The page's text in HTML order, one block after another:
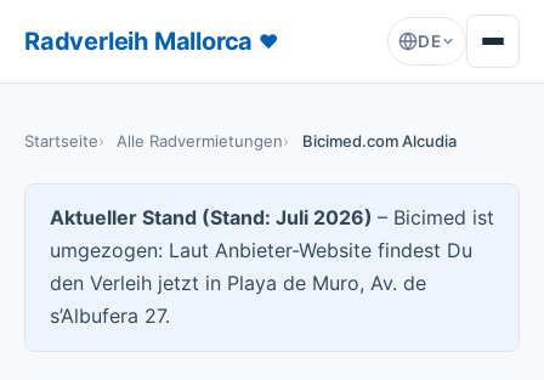
Radverleih Mallorca ♥ DE
Startseite Alle Radvermietungen Bicimed.com Alcudia
Aktueller Stand (Stand: Juli 2026) – Bicimed ist
umgezogen: Laut Anbieter-Website findest Du
den Verleih jetzt in Playa de Muro, Av. de
s’Albufera 27.